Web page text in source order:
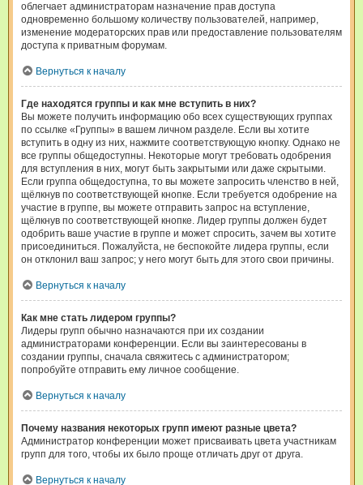
облегчает администраторам назначение прав доступа
одновременно большому количеству пользователей, например,
изменение модераторских прав или предоставление пользователям
доступа к приватным форумам.
Вернуться к началу
Где находятся группы и как мне вступить в них?
Вы можете получить информацию обо всех существующих группах
по ссылке «Группы» в вашем личном разделе. Если вы хотите
вступить в одну из них, нажмите соответствующую кнопку. Однако не
все группы общедоступны. Некоторые могут требовать одобрения
для вступления в них, могут быть закрытыми или даже скрытыми.
Если группа общедоступна, то вы можете запросить членство в ней,
щёлкнув по соответствующей кнопке. Если требуется одобрение на
участие в группе, вы можете отправить запрос на вступление,
щёлкнув по соответствующей кнопке. Лидер группы должен будет
одобрить ваше участие в группе и может спросить, зачем вы хотите
присоединиться. Пожалуйста, не беспокойте лидера группы, если
он отклонил ваш запрос; у него могут быть для этого свои причины.
Вернуться к началу
Как мне стать лидером группы?
Лидеры групп обычно назначаются при их создании
администраторами конференции. Если вы заинтересованы в
создании группы, сначала свяжитесь с администратором;
попробуйте отправить ему личное сообщение.
Вернуться к началу
Почему названия некоторых групп имеют разные цвета?
Администратор конференции может присваивать цвета участникам
групп для того, чтобы их было проще отличать друг от друга.
Вернуться к началу